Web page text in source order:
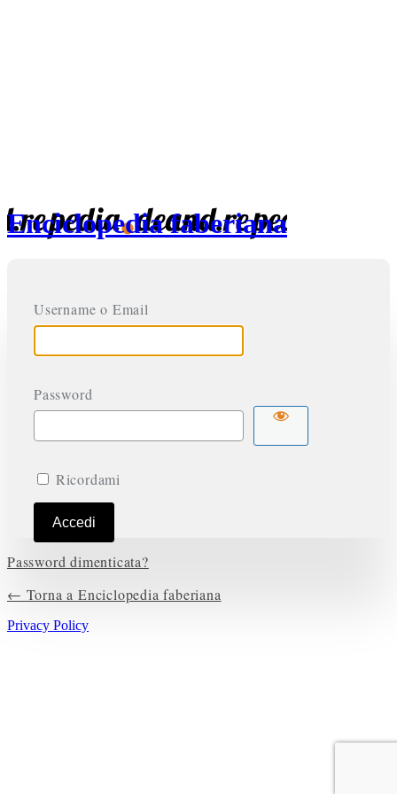
Enciclopedia faberiana
Username o Email
Password
Ricordami
Password dimenticata?
← Torna a Enciclopedia faberiana
Privacy Policy